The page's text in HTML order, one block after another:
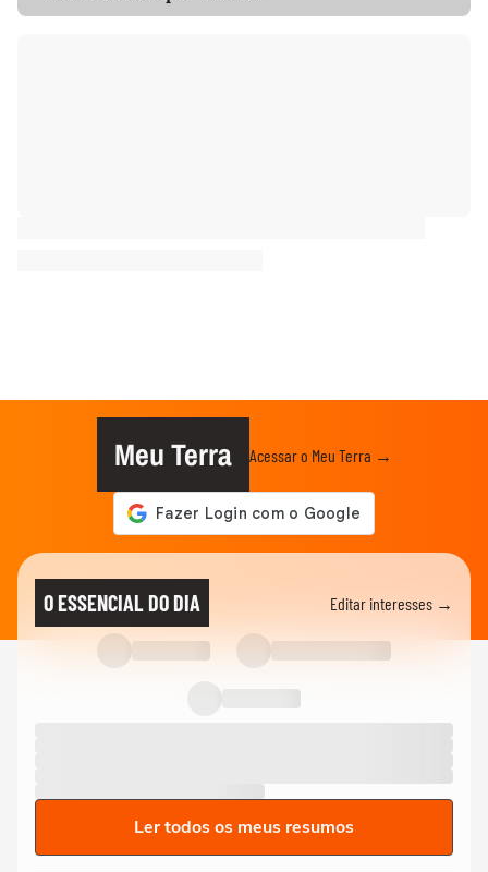
Meu Terra Acessar o Meu Terra →
O ESSENCIAL DO DIA Editar interesses →
Ler todos os meus resumos